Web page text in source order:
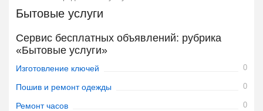
Бытовые услуги
Сервис бесплатных объявлений: рубрика
«Бытовые услуги»
Изготовление ключей 0
Пошив и ремонт одежды 0
Ремонт часов 0